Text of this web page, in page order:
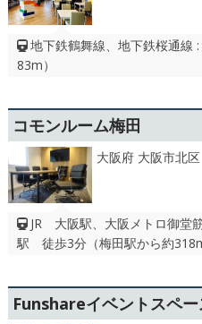
地下鉄鶴舞線、地下鉄桜通線
83m）
コモンルーム梅田
大阪府 大阪市北区
JR 大阪駅、大阪メトロ御
駅 徒歩3分（梅田駅から約318m
Funshareイベントスペー